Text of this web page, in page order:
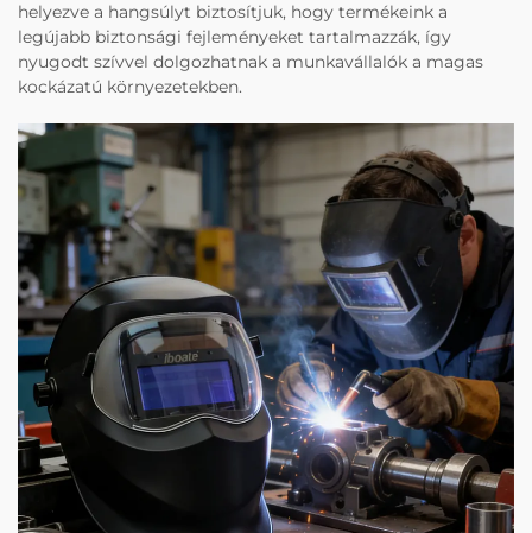
helyezve a hangsúlyt biztosítjuk, hogy termékeink a
legújabb biztonsági fejleményeket tartalmazzák, így
nyugodt szívvel dolgozhatnak a munkavállalók a magas
kockázatú környezetekben.